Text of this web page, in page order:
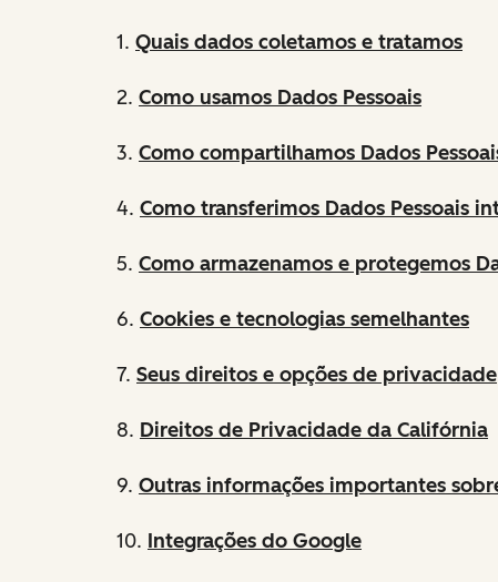
1. Quais dados coletamos e tratamos
2. Como usamos Dados Pessoais
3. Como compartilhamos Dados
4. Como transferimos Dados Pessoais
5. Como armazenamos e protegemos
6. Cookies e tecnologias semelhantes
7. Seus direitos e opções de privacidade
8. Direitos de Privacidade da Califórnia
9. Outras informações importantes
10. Integrações do Google